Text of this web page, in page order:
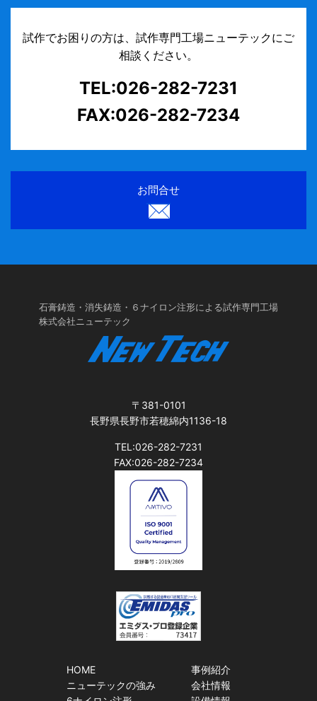
試作でお困りの方は、試作専門工場ニューテックにご
相談ください。
TEL:026-282-7231
FAX:026-282-7234
お問合せ
石膏鋳造・消失鋳造・６ナイロン注形による試作専門工場
株式会社ニューテック
〒381-0101
長野県長野市若穂綿内1136-18
TEL:026-282-7231
FAX:026-282-7234
HOME
ニューテックの強み
事例紹介
会社情報